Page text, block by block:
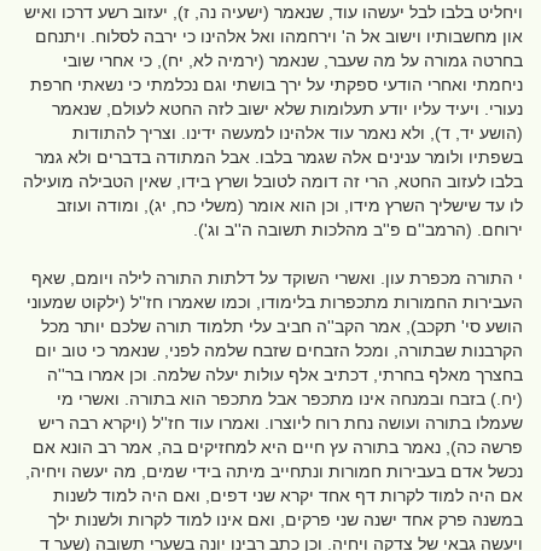
ויחליט בלבו לבל יעשהו עוד, שנאמר (ישעיה נה, ז), יעזוב רשע דרכו ואיש
און מחשבותיו וישוב אל ה' וירחמהו ואל אלהינו כי ירבה לסלוח. ויתנחם
בחרטה גמורה על מה שעבר, שנאמר (ירמיה לא, יח), כי אחרי שובי
ניחמתי ואחרי הודעי ספקתי על ירך בושתי וגם נכלמתי כי נשאתי חרפת
נעורי. ויעיד עליו יודע תעלומות שלא ישוב לזה החטא לעולם, שנאמר
(הושע יד, ד), ולא נאמר עוד אלהינו למעשה ידינו. וצריך להתודות
בשפתיו ולומר ענינים אלה שגמר בלבו. אבל המתודה בדברים ולא גמר
בלבו לעזוב החטא, הרי זה דומה לטובל ושרץ בידו, שאין הטבילה מועילה
לו עד שישליך השרץ מידו, וכן הוא אומר (משלי כח, יג), ומודה ועוזב
ירוחם. (הרמב''ם פ''ב מהלכות תשובה ה''ב וג').
י התורה מכפרת עון. ואשרי השוקד על דלתות התורה לילה ויומם, שאף
העבירות החמורות מתכפרות בלימודו, וכמו שאמרו חז''ל (ילקוט שמעוני
הושע סי' תקכב), אמר הקב''ה חביב עלי תלמוד תורה שלכם יותר מכל
הקרבנות שבתורה, ומכל הזבחים שזבח שלמה לפני, שנאמר כי טוב יום
בחצרך מאלף בחרתי, דכתיב אלף עולות יעלה שלמה. וכן אמרו בר''ה
(יח.) בזבח ובמנחה אינו מתכפר אבל מתכפר הוא בתורה. ואשרי מי
שעמלו בתורה ועושה נחת רוח ליוצרו. ואמרו עוד חז''ל (ויקרא רבה ריש
פרשה כה), נאמר בתורה עץ חיים היא למחזיקים בה, אמר רב הונא אם
נכשל אדם בעבירות חמורות ונתחייב מיתה בידי שמים, מה יעשה ויחיה,
אם היה למוד לקרות דף אחד יקרא שני דפים, ואם היה למוד לשנות
במשנה פרק אחד ישנה שני פרקים, ואם אינו למוד לקרות ולשנות ילך
ויעשה גבאי של צדקה ויחיה. וכן כתב רבינו יונה בשערי תשובה (שער ד